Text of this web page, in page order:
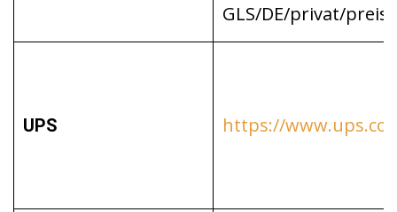
GLS/DE/privat/
UPS https://